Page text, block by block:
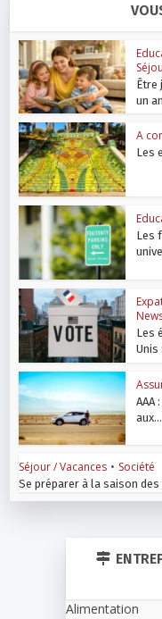
Être
un
A
Les
Les
Les
Unis
AAA
aux...
Séjour / Vacances • Société
Se préparer à la saison
Alimentation